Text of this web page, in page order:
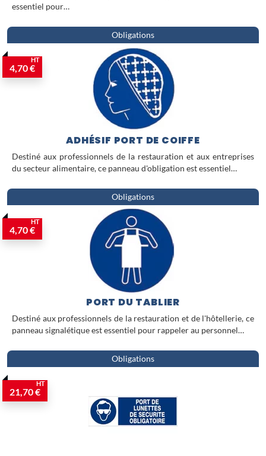
essentiel pour…
Obligations
4,70 €
HT
ADHÉSIF PORT DE COIFFE
Destiné aux professionnels de la restauration et aux entreprises
du secteur alimentaire, ce panneau d'obligation est essentiel…
Obligations
4,70 €
HT
PORT DU TABLIER
Destiné aux professionnels de la restauration et de l'hôtellerie, ce
panneau signalétique est essentiel pour rappeler au personnel…
Obligations
21,70 €
HT